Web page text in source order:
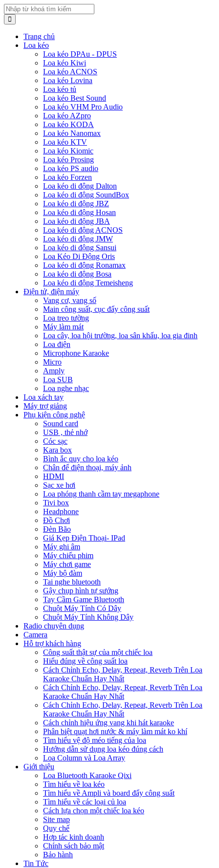
Trang chủ
Loa kéo
Loa kéo DPAu - DPUS
Loa kéo Kiwi
Loa kéo ACNOS
Loa kéo Lovina
Loa kéo tủ
Loa kéo Best Sound
Loa kéo VHM Pro Audio
Loa kéo AZpro
Loa kéo KODA
Loa kéo Nanomax
Loa kéo KTV
Loa kéo Kiomic
Loa kéo Prosing
Loa kéo PS audio
Loa kéo Forzen
Loa kéo di động Dalton
Loa kéo di động SoundBox
Loa kéo di động JBZ
Loa kéo di động Hosan
Loa kéo di động JBA
Loa kéo di động ACNOS
Loa kéo di động JMW
Loa kéo di động Sansui
Loa Kéo Di Động Oris
Loa kéo di động Ronamax
Loa kéo di động Bosa
Loa kéo di động Temeisheng
Điện tử, điện máy
Vang cơ, vang số
Main công suất, cục đẩy công suất
Loa treo tường
Máy làm mát
Loa cây, loa hội trường, loa sân khấu, loa gia đinh
Loa điện
Microphone Karaoke
Micro
Amply
Loa SUB
Loa nghe nhạc
Loa xách tay
Máy trợ giảng
Phụ kiện công nghệ
Sound card
USB , thẻ nhớ
Cóc sạc
Kara box
Bình ắc quy cho loa kéo
Chân để điện thoại, máy ảnh
HDMI
Sạc xe hơi
Loa phóng thanh cầm tay megaphone
Tivi box
Headphone
Đồ Chơi
Đèn Bão
Giá Kẹp Điện Thoại- IPad
Máy ghi âm
Máy chiếu phim
Máy chơi game
Máy bộ đàm
Tai nghe bluetooth
Gậy chụp hình tự sướng
Tay Cầm Game Bluetooth
Chuột Máy Tính Có Dây
Chuột Máy Tính Không Dây
Radio chuyên dụng
Camera
Hỗ trợ khách hàng
Công suất thật sự của một chiếc loa
Hiểu đúng về công suất loa
Cách Chỉnh Echo, Delay, Repeat, Reverb Trên Loa
Karaoke Chuẩn Hay Nhất
Cách Chỉnh Echo, Delay, Repeat, Reverb Trên Loa
Karaoke Chuẩn Hay Nhất
Cách Chỉnh Echo, Delay, Repeat, Reverb Trên Loa
Karaoke Chuẩn Hay Nhất
Cách chỉnh hiệu ứng vang khi hát karaoke
Phân biệt quạt hơi nước & máy làm mát ko khí
Tìm hiểu vệ độ méo tiếng của loa
Hướng dẫn sử dụng loa kéo đúng cách
Loa Column và Loa Array
Giới thiệu
Loa Bluetooth Karaoke Qixi
Tìm hiểu về loa kéo
Tìm hiểu về Ampli và board đẩy công suất
Tìm hiểu về các loại củ loa
Cách lựa chọn một chiếc loa kéo
Site map
Quy chế
Hợp tác kinh doanh
Chính sách bảo mật
Bảo hành
Tin Tức